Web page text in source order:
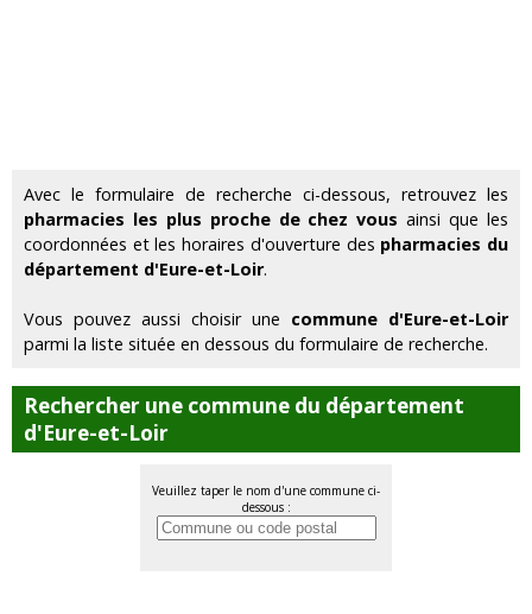
Avec le formulaire de recherche ci-dessous, retrouvez les
pharmacies les plus proche de chez vous ainsi que les
coordonnées et les horaires d'ouverture des pharmacies du
département d'Eure-et-Loir.
Vous pouvez aussi choisir une commune d'Eure-et-Loir
parmi la liste située en dessous du formulaire de recherche.
Rechercher une commune du département
d'Eure-et-Loir
Veuillez taper le nom d'une commune ci-
dessous :